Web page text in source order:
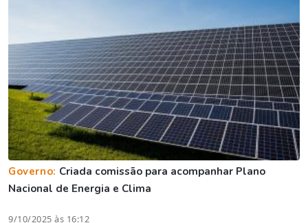
Governo: Criada comissão para acompanhar Plano
Nacional de Energia e Clima
9/10/2025 às 16:12